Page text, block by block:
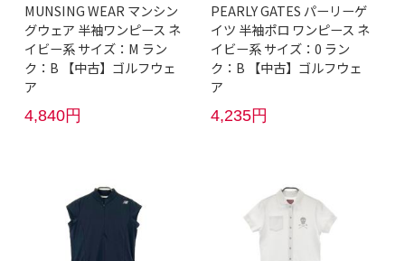
MUNSING WEAR マンシン
グウェア 半袖ワンピース ネ
イビー系 サイズ：M ラン
ク：B 【中古】ゴルフウェ
ア
4,840円
PEARLY GATES パーリーゲ
イツ 半袖ポロ ワンピース ネ
イビー系 サイズ：0 ラン
ク：B 【中古】ゴルフウェ
ア
4,235円